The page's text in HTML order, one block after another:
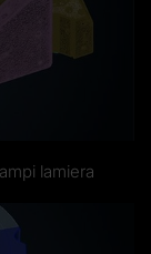
lamiera